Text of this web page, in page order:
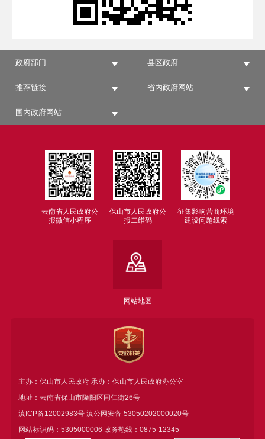
政府部门 县区政府
推荐链接 省内政府网站
国内政府网站
云南省人民政府公
报微信小程序
保山市人民政府公
报二维码
征集影响营商环境
建设问题线索
网站地图
主办：保山市人民政府 承办：保山市人民政府办公室
地址：云南省保山市隆阳区同仁街26号
滇ICP备12002983号滇公网安备 53050202000020号
网站标识码：5305000006 政务热线：0875-12345